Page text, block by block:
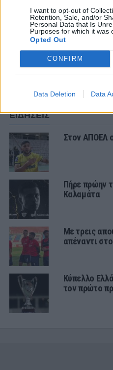
I want to opt-out of
Retention, Sale, and/or
Personal Data that Is
Purposes for which it was
Opted Out
CONFIRM
Data Deletion Data
ΠΑΝΑΙΤΩΛΙΚΟΣ
Ο υπέροχος
Πάτησαν
ΕΙΔΗΣΕΙΣ
Στον ΑΠΟΕΛ
Πήρε πρώην
Καλαμάτα
Με τρεις
απέναντι
Κύπελλο
τον πρώτο